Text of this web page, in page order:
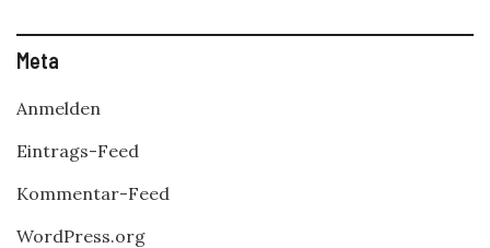
Meta
Anmelden
Eintrags-Feed
Kommentar-Feed
WordPress.org